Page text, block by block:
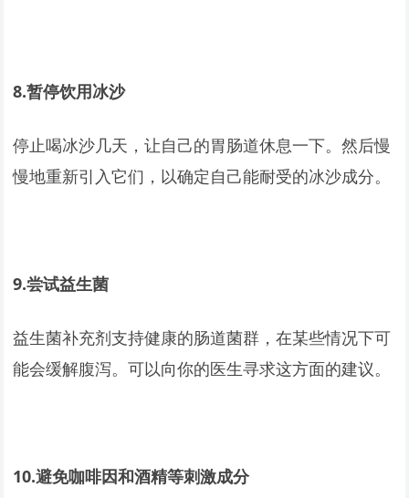
8.暂停饮用冰沙
停止喝冰沙几天，让自己的胃肠道休息一下。然后慢
慢地重新引入它们，以确定自己能耐受的冰沙成分。
9.尝试益生菌
益生菌补充剂支持健康的肠道菌群，在某些情况下可
能会缓解腹泻。可以向你的医生寻求这方面的建议。
10.避免咖啡因和酒精等刺激成分